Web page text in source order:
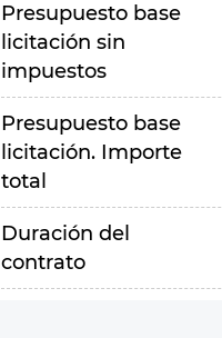
Presupuesto base
licitación sin
impuestos
Presupuesto base
licitación. Importe
total
Duración del
contrato